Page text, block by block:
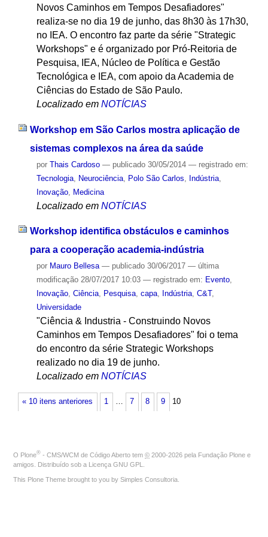
Novos Caminhos em Tempos Desafiadores"
realiza-se no dia 19 de junho, das 8h30 às 17h30,
no IEA. O encontro faz parte da série "Strategic
Workshops" e é organizado por Pró-Reitoria de
Pesquisa, IEA, Núcleo de Política e Gestão
Tecnológica e IEA, com apoio da Academia de
Ciências do Estado de São Paulo.
Localizado em NOTÍCIAS
Workshop em São Carlos mostra aplicação de
sistemas complexos na área da saúde
por Thais Cardoso — publicado30/05/2014 — registrado em:
Tecnologia, Neurociência, Polo São Carlos Indústria,
Inovação, Medicina
Localizado em NOTÍCIAS
Workshop identifica obstáculos e caminhos
para a cooperação academia-indústria
por Mauro Bellesa — publicado30/06/2017 — última
modificação28/07/2017 10:03 — registrado em: Evento,
Inovação, Ciência, Pesquisa, capa, Indústria, C&T,
Universidade
"Ciência & Industria - Construindo Novos
Caminhos em Tempos Desafiadores" foi o tema
do encontro da série Strategic Workshops
realizado no dia 19 de junho.
Localizado em NOTÍCIAS
« 10 itens anteriores 1 … 7 8 9 10
O Plone® - CMS/WCM de Código Aberto tem © 2000-2026 pela Fundação Plone e
amigos. Distribuído sob a Licença GNU GPL
This Plone Theme brought to you by Simples Consultoria